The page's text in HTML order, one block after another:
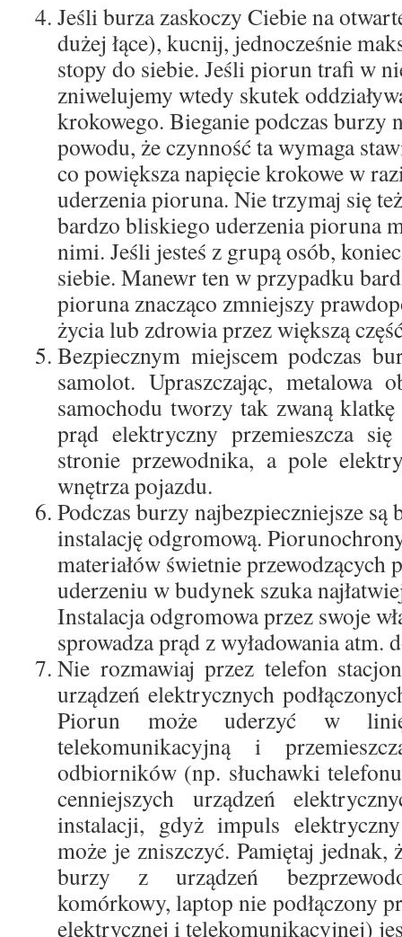
Jeśli burza zaskoczy Ciebie na
dużej łące), kucnij, jednocześnie
stopy do siebie. Jeśli piorun trafi w
zniwelujemy wtedy skutek
krokowego. Bieganie podczas burzy
powodu, że czynność ta wymaga
co powiększa napięcie krokowe w
uderzenia pioruna. Nie trzymaj się
bardzo bliskiego uderzenia pioruna
nimi. Jeśli jesteś z grupą osób,
siebie. Manewr ten w przypadku
pioruna znacząco zmniejszy
życia lub zdrowia przez większą
Bezpiecznym miejscem podczas
samolot. Upraszczając, metalowa
samochodu tworzy tak zwaną
prąd elektryczny przemieszcza
stronie przewodnika, a pole
wnętrza pojazdu.
Podczas burzy najbezpieczniejsze
instalację odgromową.
materiałów świetnie przewodzących
uderzeniu w budynek szuka
Instalacja odgromowa przez swoje
sprowadza prąd z wyładowania atm.
Nie rozmawiaj przez telefon
urządzeń elektrycznych
Piorun może uderzyć w
telekomunikacyjną i
odbiorników (np. słuchawki
cenniejszych urządzeń
instalacji, gdyż impuls
może je zniszczyć. Pamiętaj jednak,
burzy z urządzeń
komórkowy, laptop nie podłączony
elektrycznej i telekomunikacyjnej)